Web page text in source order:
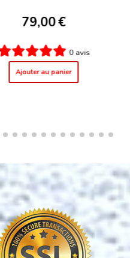
69,00€
0 avis
Ajouter au panier